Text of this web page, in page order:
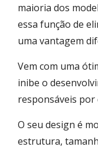
maioria dos
essa função de
uma vantagem
Vem com uma
inibe o
responsáveis por
O seu design é
estrutura,